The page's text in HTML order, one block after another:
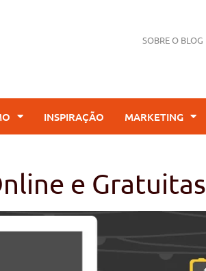
SOBRE O BLOG
INSPIRAÇÃO MARKETING
e Gratuitas